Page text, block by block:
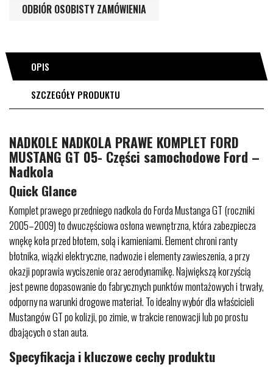
ODBIÓR OSOBISTY ZAMÓWIENIA
OPIS
SZCZEGÓŁY PRODUKTU
NADKOLE NADKOLA PRAWE KOMPLET FORD
MUSTANG GT 05- Części samochodowe Ford –
Nadkola
Quick Glance
Komplet prawego przedniego nadkola do Forda Mustanga GT (roczniki
2005–2009) to dwuczęściowa osłona wewnętrzna, która zabezpiecza
wnękę koła przed błotem, solą i kamieniami. Element chroni ranty
błotnika, wiązki elektryczne, nadwozie i elementy zawieszenia, a przy
okazji poprawia wyciszenie oraz aerodynamikę. Największą korzyścią
jest pewne dopasowanie do fabrycznych punktów montażowych i trwały,
odporny na warunki drogowe materiał. To idealny wybór dla właścicieli
Mustangów GT po kolizji, po zimie, w trakcie renowacji lub po prostu
dbających o stan auta.
Specyfikacja i kluczowe cechy produktu